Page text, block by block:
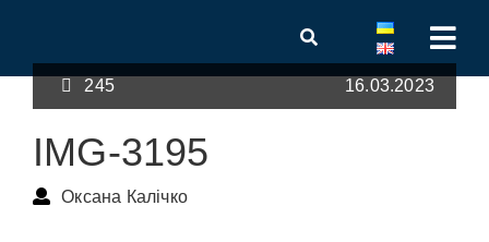
245 16.03.2023
IMG-3195
Оксана Калічко